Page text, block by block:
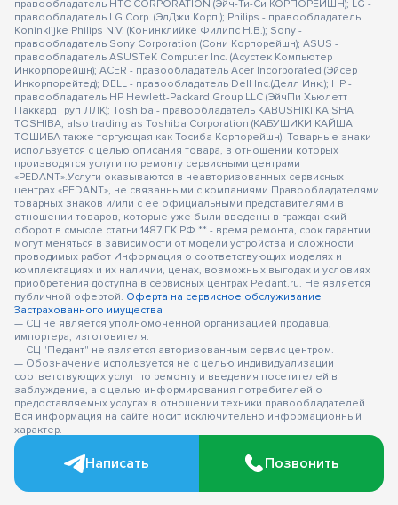
правообладатель HTC CORPORATION (Эйч-Ти-Си КОРПОРЕЙШН); LG -
правообладатель LG Corp. (ЭлДжи Корп.); Philips - правообладатель
Koninklijke Philips N.V. (Конинклийке Филипс Н.В.); Sony -
правообладатель Sony Corporation (Сони Корпорейшн); ASUS -
правообладатель ASUSTeK Computer Inc. (Асустек Компьютер
Инкорпорейшн); ACER - правообладатель Acer Incorporated (Эйсер
Инкорпорейтед); DELL - правообладатель Dell Inc.(Делл Инк.); HP -
правообладатель HP Hewlett-Packard Group LLC (ЭйчПи Хьюлетт
Паккард Груп ЛЛК); Toshiba - правообладатель KABUSHIKI KAISHA
TOSHIBA, also trading as Toshiba Corporation (КАБУШИКИ КАЙША
ТОШИБА также торгующая как Тосиба Корпорейшн). Товарные знаки
используется с целью описания товара, в отношении которых
производятся услуги по ремонту сервисными центрами
«PEDANT».Услуги оказываются в неавторизованных сервисных
центрах «PEDANT», не связанными с компаниями Правообладателями
товарных знаков и/или с ее официальными представителями в
отношении товаров, которые уже были введены в гражданский
оборот в смысле статьи 1487 ГК РФ ** - время ремонта, срок гарантии
могут меняться в зависимости от модели устройства и сложности
проводимых работ Информация о соответствующих моделях и
комплектациях и их наличии, ценах, возможных выгодах и условиях
приобретения доступна в сервисных центрах Pedant.ru. Не является
публичной офертой. Оферта на сервисное обслуживание
Застрахованного имущества
— СЦ не является уполномоченной организацией продавца,
импортера, изготовителя.
— СЦ "Педант" не является авторизованным сервис центром.
— Обозначение используется не с целью индивидуализации
соответствующих услуг по ремонту и введения посетителей в
заблуждение, а с целью информирования потребителей о
предоставляемых услугах в отношении техники правообладателей.
Вся информация на сайте носит исключительно информационный
характер.
© 2010-2026 Pedant.ru - ремонт смартфонов по всей России. Все
права защищены.
Написать Позвонить